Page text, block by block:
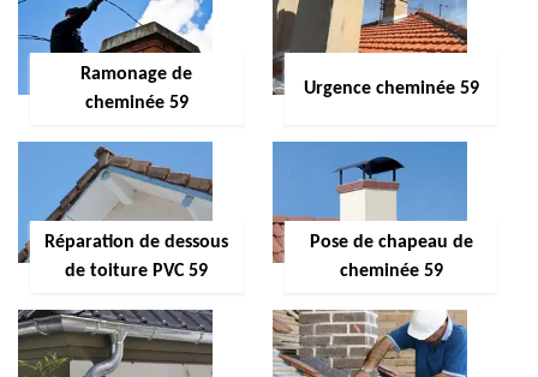
Ramonage de
cheminée 59
Urgence cheminée 59
Réparation de dessous
de toiture PVC 59
Pose de chapeau de
cheminée 59